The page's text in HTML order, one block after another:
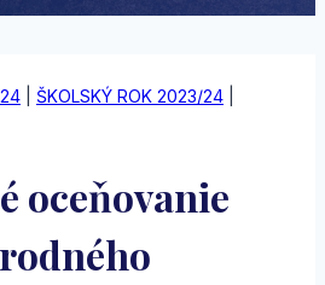
ŠKOLSKÝ ROK 2023/24
oceňovanie